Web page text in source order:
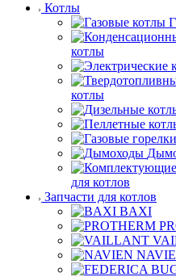
Котлы
котлы
котлы
для котлов
Запчасти для котлов
BAXI